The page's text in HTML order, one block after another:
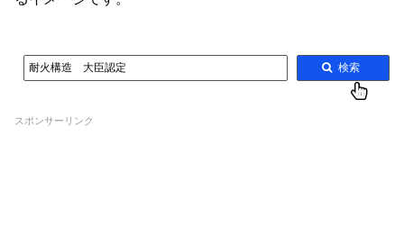
耐火構造 大臣認定 検索
スポンサーリンク